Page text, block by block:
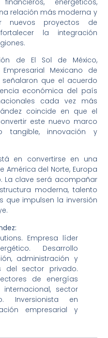
relación más moderna y
nuevos proyectos de
la integración
de El Sol de México,
Mexicano de
señalaron que el acuerdo
económica del país
cada vez más
coincide en que el
este nuevo marco
tangible, innovación y
en convertirse en una
del Norte, Europa
La clave será acompañar
moderna, talento
que impulsen la inversión
Empresa líder
Desarrollo
administración y
del sector privado.
de energías
sector
Inversionista en
empresarial y